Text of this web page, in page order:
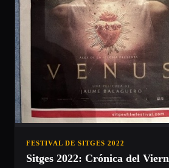
FESTIVAL DE SITGES 2022
Sitges 2022: Crónica del